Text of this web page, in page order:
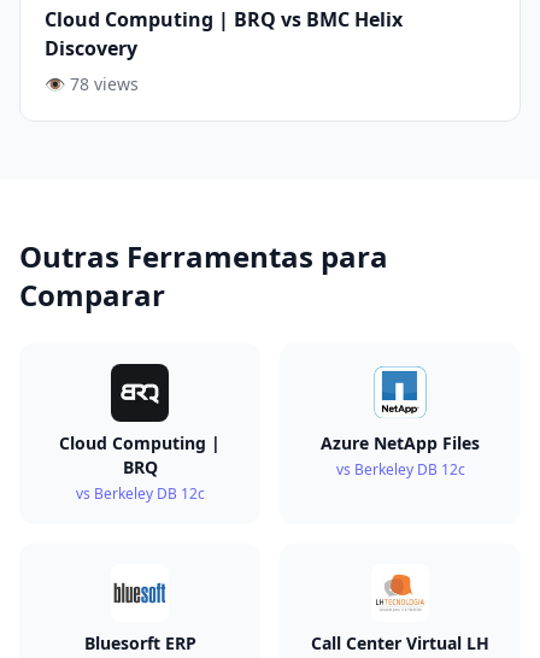
Cloud Computing | BRQ vs BMC Helix
Discovery
👁️ 78 views
Outras Ferramentas para
Comparar
Cloud Computing |
BRQ
vs Berkeley DB 12c
Azure NetApp Files
vs Berkeley DB 12c
Bluesorft ERP Call Center Virtual LH